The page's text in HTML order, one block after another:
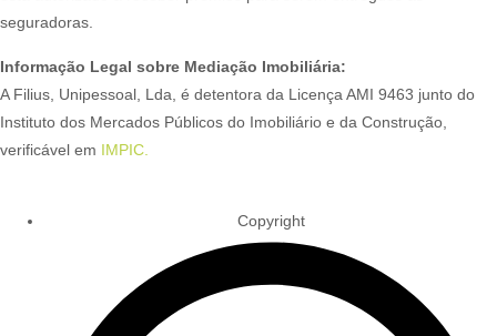
seguradoras.
Informação Legal sobre Mediação Imobiliária:
A Filius, Unipessoal, Lda, é detentora da Licença AMI 9463 junto do
Instituto dos Mercados Públicos do Imobiliário e da Construção,
verificável em IMPIC.
Copyright